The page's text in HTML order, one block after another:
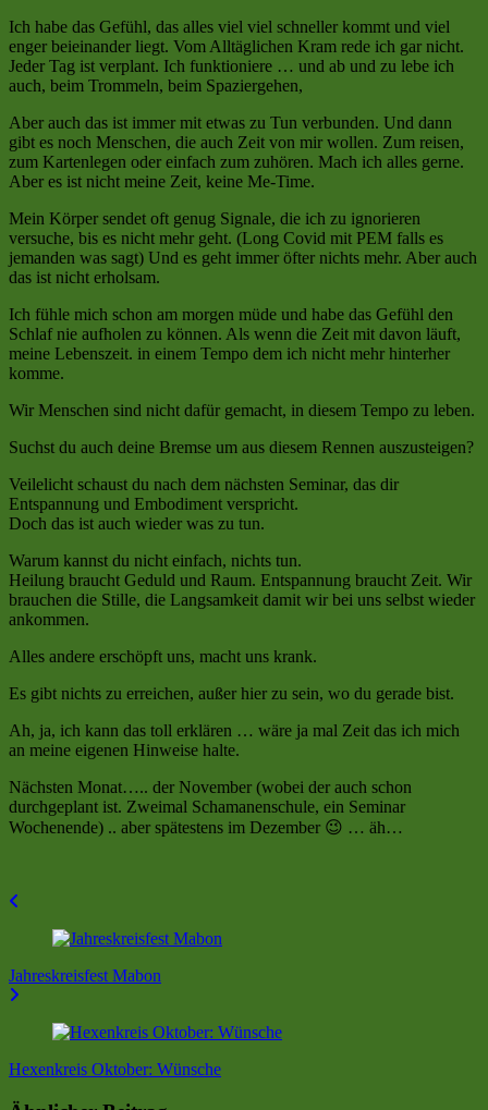
Ich habe das Gefühl, das alles viel viel schneller kommt und viel
enger beieinander liegt. Vom Alltäglichen Kram rede ich gar nicht.
Jeder Tag ist verplant. Ich funktioniere … und ab und zu lebe ich
auch, beim Trommeln, beim Spaziergehen,
Aber auch das ist immer mit etwas zu Tun verbunden. Und dann
gibt es noch Menschen, die auch Zeit von mir wollen. Zum reisen,
zum Kartenlegen oder einfach zum zuhören. Mach ich alles gerne.
Aber es ist nicht meine Zeit, keine Me-Time.
Mein Körper sendet oft genug Signale, die ich zu ignorieren
versuche, bis es nicht mehr geht. (Long Covid mit PEM falls es
jemanden was sagt) Und es geht immer öfter nichts mehr. Aber auch
das ist nicht erholsam.
Ich fühle mich schon am morgen müde und habe das Gefühl den
Schlaf nie aufholen zu können. Als wenn die Zeit mit davon läuft,
meine Lebenszeit. in einem Tempo dem ich nicht mehr hinterher
komme.
Wir Menschen sind nicht dafür gemacht, in diesem Tempo zu leben.
Suchst du auch deine Bremse um aus diesem Rennen auszusteigen?
Veilelicht schaust du nach dem nächsten Seminar, das dir
Entspannung und Embodiment verspricht.
Doch das ist auch wieder was zu tun.
Warum kannst du nicht einfach, nichts tun.
Heilung braucht Geduld und Raum. Entspannung braucht Zeit. Wir
brauchen die Stille, die Langsamkeit damit wir bei uns selbst wieder
ankommen.
Alles andere erschöpft uns, macht uns krank.
Es gibt nichts zu erreichen, außer hier zu sein, wo du gerade bist.
Ah, ja, ich kann das toll erklären … wäre ja mal Zeit das ich mich
an meine eigenen Hinweise halte.
Nächsten Monat….. der November (wobei der auch schon
durchgeplant ist. Zweimal Schamanenschule, ein Seminar
Wochenende) .. aber spätestens im Dezember 😉 … äh…
Beitragsnavigation
Jahreskreisfest Mabon
Hexenkreis Oktober: Wünsche